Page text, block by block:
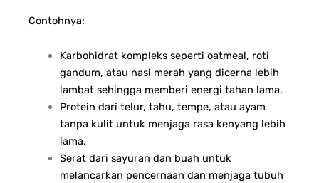
Contohnya:
Karbohidrat kompleks seperti oatmeal, roti
gandum, atau nasi merah yang dicerna lebih
lambat sehingga memberi energi tahan lama.
Protein dari telur, tahu, tempe, atau ayam
tanpa kulit untuk menjaga rasa kenyang lebih
lama.
Serat dari sayuran dan buah untuk
melancarkan pencernaan dan menjaga tubuh